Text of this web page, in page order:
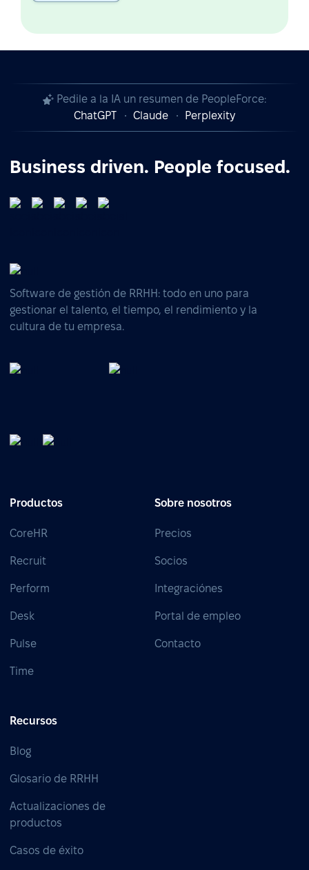
Pedile a la IA un resumen de PeopleForce:
ChatGPT
Claude Perplexity
Business driven. People focused.
Software de gestión de RRHH: todo en uno para
gestionar el talento, el tiempo, el rendimiento y la
cultura de tu empresa.
Productos
CoreHR
Recruit
Perform
Desk
Pulse
Time
Sobre nosotros
Precios
Socios
Integraciónes
Portal de empleo
Contacto
Recursos
Blog
Glosario de RRHH
Actualizaciones de
productos
Casos de éxito